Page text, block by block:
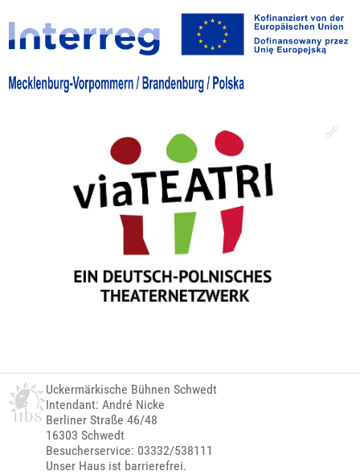
Uckermärkische Bühnen Schwedt
Intendant: André Nicke
Berliner Straße 46/48
16303 Schwedt
Besucherservice: 03332/538111
Unser Haus ist barrierefrei.